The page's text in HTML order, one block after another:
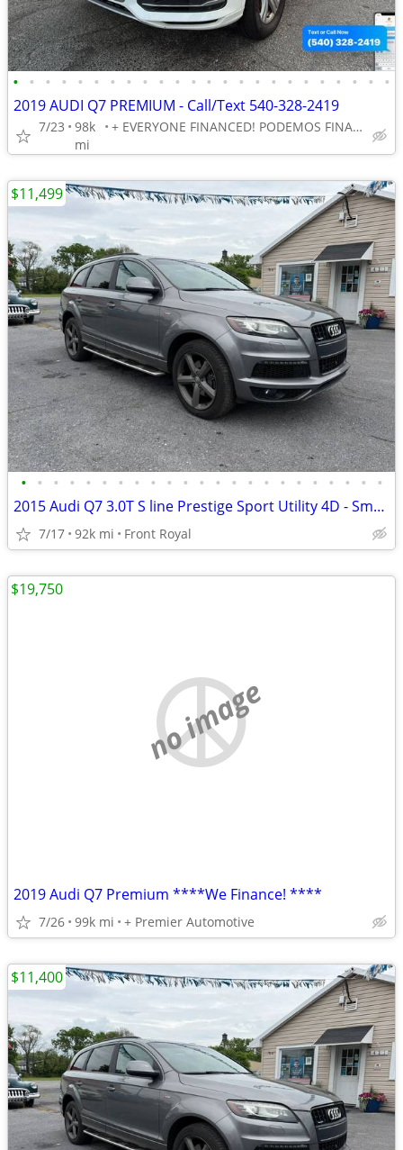
• • • • • • • • • • • • • • • • • • • • • • • •
2019 AUDI Q7 PREMIUM - Call/Text 540-328-2419
7/23
98k
mi
+ EVERYONE FINANCED! PODEMOS FINANCIAR A CUALQUIERA
• • • • • • • • • • • • • • • • • • • • • • •
2015 Audi Q7 3.0T S line Prestige Sport Utility 4D - Smooth, Athletic,
7/17 92k mi Front Royal
$11,499
no image
2019 Audi Q7 Premium ****We Finance! ****
7/26 99k mi + Premier Automotive
$19,750
$11,400